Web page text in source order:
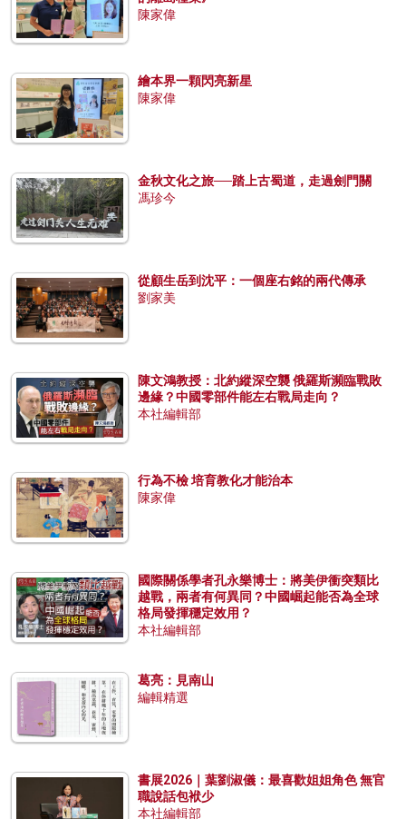
陳家偉
繪本界一顆閃亮新星
陳家偉
金秋文化之旅──踏上古蜀道，走過劍門關
馮珍今
從顧生岳到沈平：一個座右銘的兩代傳承
劉家美
陳文鴻教授：北約縱深空襲 俄羅斯瀕臨戰敗
邊緣？中國零部件能左右戰局走向？
本社編輯部
行為不檢 培育教化才能治本
陳家偉
國際關係學者孔永樂博士：將美伊衝突類比
越戰，兩者有何異同？中國崛起能否為全球
格局發揮穩定效用？
本社編輯部
葛亮：見南山
編輯精選
書展2026｜葉劉淑儀：最喜歡姐姐角色 無官
職說話包袱少
本社編輯部